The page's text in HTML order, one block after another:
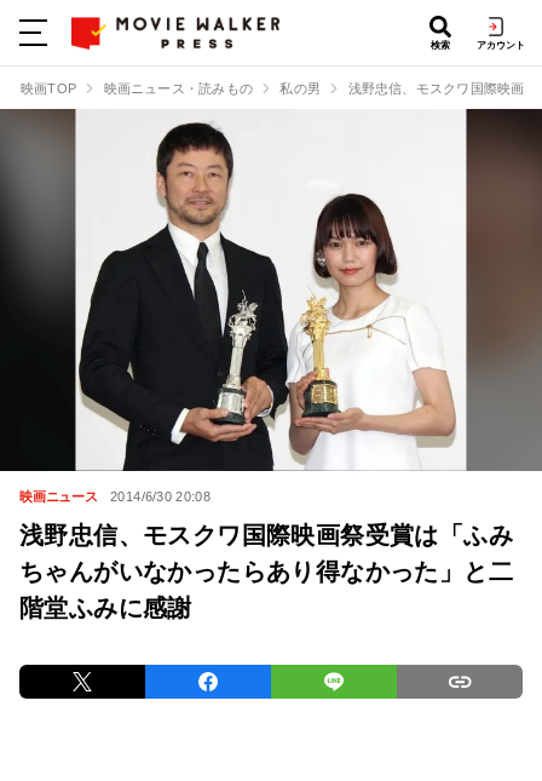
検索 アカウント
映画TOP 映画ニュース・読みもの 私の男 浅野忠信、モスクワ国際映画
映画ニュース 2014/6/30 20:08
浅野忠信、モスクワ国際映画祭受賞は「ふみ
ちゃんがいなかったらあり得なかった」と二
階堂ふみに感謝